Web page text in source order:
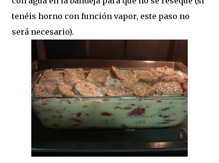
tenéis horno con función vapor, este paso no
será necesario).